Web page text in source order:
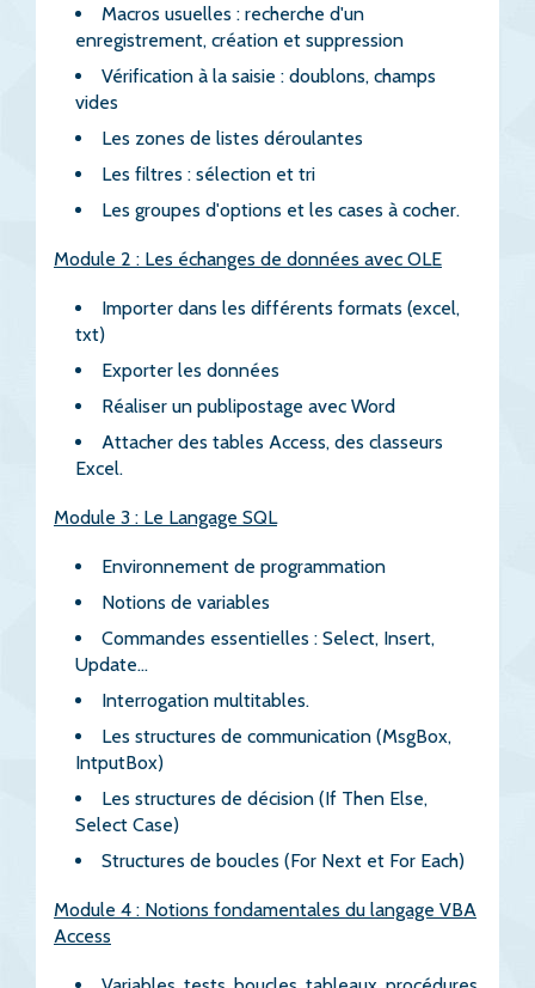
Macros usuelles : recherche d'un
enregistrement, création et suppression
Vérification à la saisie : doublons, champs
vides
Les zones de listes déroulantes
Les filtres : sélection et tri
Les groupes d'options et les cases à cocher.
Module 2 : Les échanges de données avec OLE
Importer dans les différents formats (excel,
txt)
Exporter les données
Réaliser un publipostage avec Word
Attacher des tables Access, des classeurs
Excel.
Module 3 : Le Langage SQL
Environnement de programmation
Notions de variables
Commandes essentielles : Select, Insert,
Update...
Interrogation multitables.
Les structures de communication (MsgBox,
IntputBox)
Les structures de décision (If Then Else,
Select Case)
Structures de boucles (For Next et For Each)
Module 4 : Notions fondamentales du langage VBA
Access